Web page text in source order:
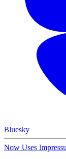
Bluesky
Now Uses